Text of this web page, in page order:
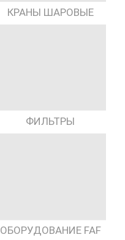
КРАНЫ ШАРОВЫЕ
ФИЛЬТРЫ
ОБОРУДОВАНИЕ FAF